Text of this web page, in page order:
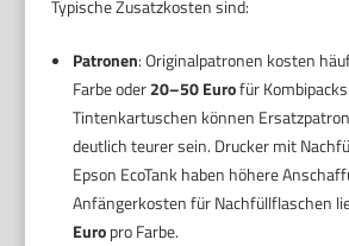
Typische Zusatzkosten sind:
Patronen: Originalpatronen kosten
Farbe oder20–50 Eurofür
Tintenkartuschen können
deutlich teurer sein. Drucker mit
Epson EcoTank haben höhere
Anfängerkosten für Nachfüllflaschen
Europro Farbe.